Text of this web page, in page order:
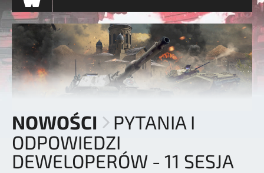
NOWOŚCI
PYTANIA I
ODPOWIEDZI
DEWELOPERÓW - 11 SESJA